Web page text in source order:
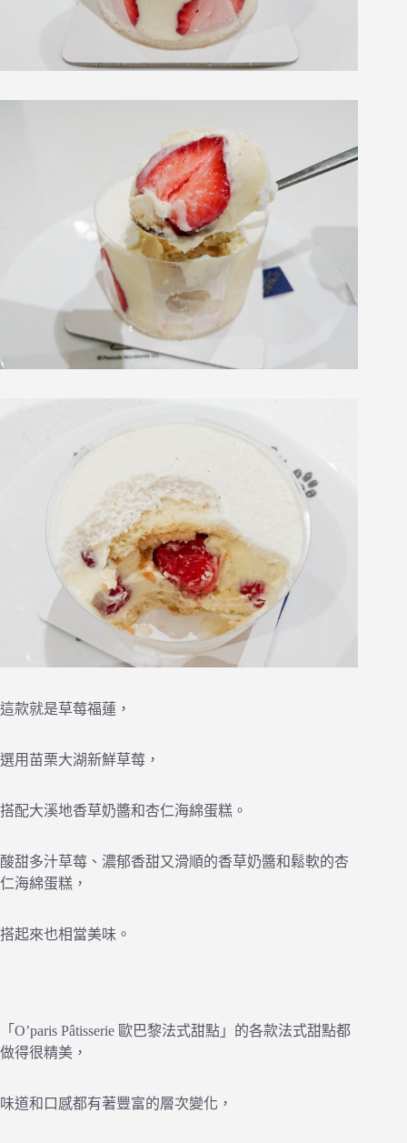
這款就是草莓福蓮，
選用苗栗大湖新鮮草莓，
搭配大溪地香草奶醬和杏仁海綿蛋糕。
酸甜多汁草莓、濃郁香甜又滑順的香草奶醬和鬆軟的杏
仁海綿蛋糕，
搭起來也相當美味。
「O’paris Pâtisserie 歐巴黎法式甜點」的各款法式甜點都
做得很精美，
味道和口感都有著豐富的層次變化，